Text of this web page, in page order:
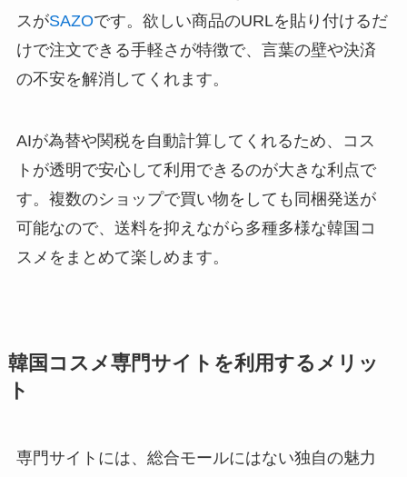
スがSAZOです。欲しい商品のURLを貼り付けるだ
けで注文できる手軽さが特徴で、言葉の壁や決済
の不安を解消してくれます。
AIが為替や関税を自動計算してくれるため、コス
トが透明で安心して利用できるのが大きな利点で
す。複数のショップで買い物をしても同梱発送が
可能なので、送料を抑えながら多種多様な韓国コ
スメをまとめて楽しめます。
韓国コスメ専門サイトを利用するメリッ
ト
専門サイトには、総合モールにはない独自の魅力